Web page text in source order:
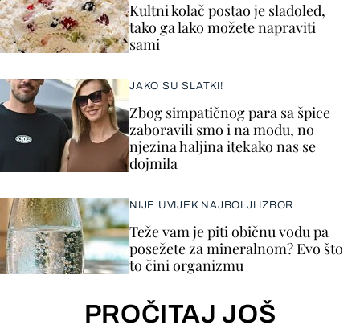
Kultni kolač postao je sladoled,
tako ga lako možete napraviti
sami
JAKO SU SLATKI!
Zbog simpatičnog para sa špice
zaboravili smo i na modu, no
njezina haljina itekako nas se
dojmila
NIJE UVIJEK NAJBOLJI IZBOR
Teže vam je piti običnu vodu pa
posežete za mineralnom? Evo što
to čini organizmu
PROČITAJ JOŠ